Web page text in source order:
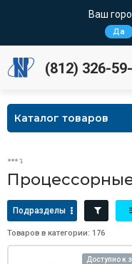
Ваш
Да
(812) 326-
Каталог товаров
Подразделы
Товаров в категории: 176
Доступно к